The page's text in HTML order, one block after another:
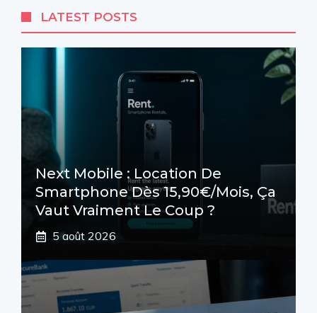
LATEST POSTS
Next Mobile : Location De
Smartphone Dès 15,90€/mois, Ça
Vaut Vraiment Le Coup ?
5 août 2026